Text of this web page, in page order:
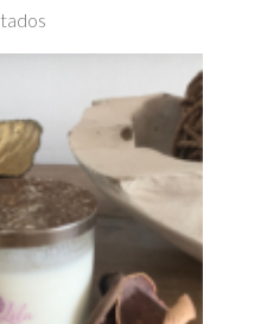
por
bajo